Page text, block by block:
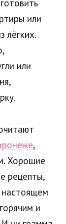
или
лёгких.
или
,
Хорошие
рецепты,
настоящем
и